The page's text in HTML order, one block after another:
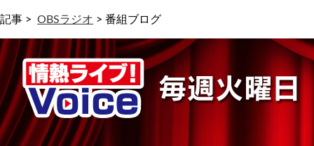
記事 > OBSラジオ > 番組ブログ